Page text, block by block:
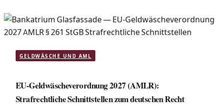
GELDWÄSCHE UND AML
EU-Geldwäscheverordnung 2027 (AMLR):
Strafrechtliche Schnittstellen zum deutschen Recht